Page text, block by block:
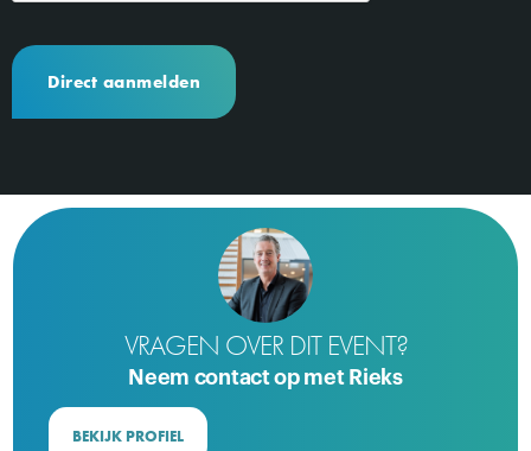
VRAGEN OVER DIT EVENT?
Neem contact op met Rieks
BEKIJK PROFIEL